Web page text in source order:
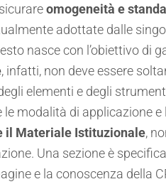
omogeneità e
adottate dalle
nasce con l’obiettivo di
, infatti, non deve essere
elementi e degli
le modalità di applicazione
il Materiale Istituzionale,
Una sezione è
e la conoscenza della